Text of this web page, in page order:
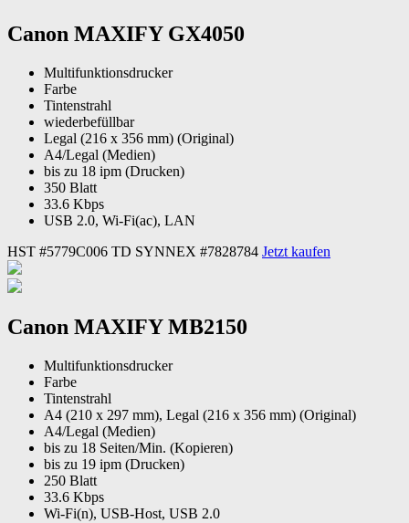
Canon MAXIFY GX4050
Multifunktionsdrucker
Farbe
Tintenstrahl
wiederbefüllbar
Legal (216 x 356 mm) (Original)
A4/Legal (Medien)
bis zu 18 ipm (Drucken)
350 Blatt
33.6 Kbps
USB 2.0, Wi-Fi(ac), LAN
HST #5779C006 TD SYNNEX #7828784 Jetzt kaufen
Canon MAXIFY MB2150
Multifunktionsdrucker
Farbe
Tintenstrahl
A4 (210 x 297 mm), Legal (216 x 356 mm) (Original)
A4/Legal (Medien)
bis zu 18 Seiten/Min. (Kopieren)
bis zu 19 ipm (Drucken)
250 Blatt
33.6 Kbps
Wi-Fi(n), USB-Host, USB 2.0